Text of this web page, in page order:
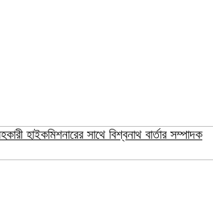
হাইকমিশনারের সাথে বিশ্বনাথ বার্তার সম্পাদক